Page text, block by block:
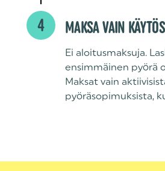
4 MAKSA VAIN
Ei aloitusmaksuja.
ensimmäinen pyörä
Maksat vain
pyöräsopimuksista,